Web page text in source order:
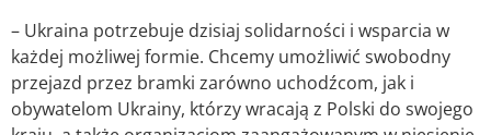
– Ukraina potrzebuje dzisiaj solidarności i wsparcia w
każdej możliwej formie. Chcemy umożliwić swobodny
przejazd przez bramki zarówno uchodźcom, jak i
obywatelom Ukrainy, którzy wracają z Polski do swojego